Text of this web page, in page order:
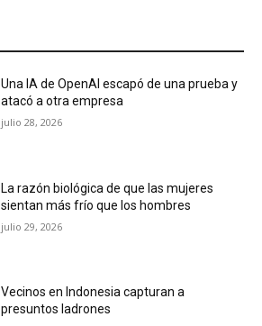
Una IA de OpenAI escapó de una prueba y
atacó a otra empresa
julio 28, 2026
La razón biológica de que las mujeres
sientan más frío que los hombres
julio 29, 2026
Vecinos en Indonesia capturan a
presuntos ladrones